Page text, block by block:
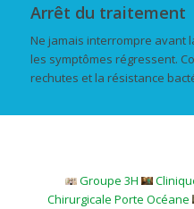
Arrêt du traitement
Ne jamais interrompre avant
les symptômes régressent.
rechutes et la résistance
Groupe 3H
Chirurgicale Porte Océane